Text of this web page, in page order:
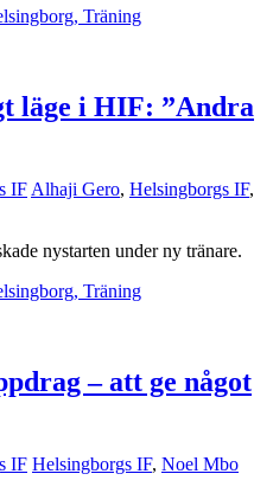
läge i HIF: ”Andra
IF Alhaji Gero, Helsingborgs IF,
nystarten under ny tränare.
– att ge något
IF Helsingborgs IF, Noel Mbo